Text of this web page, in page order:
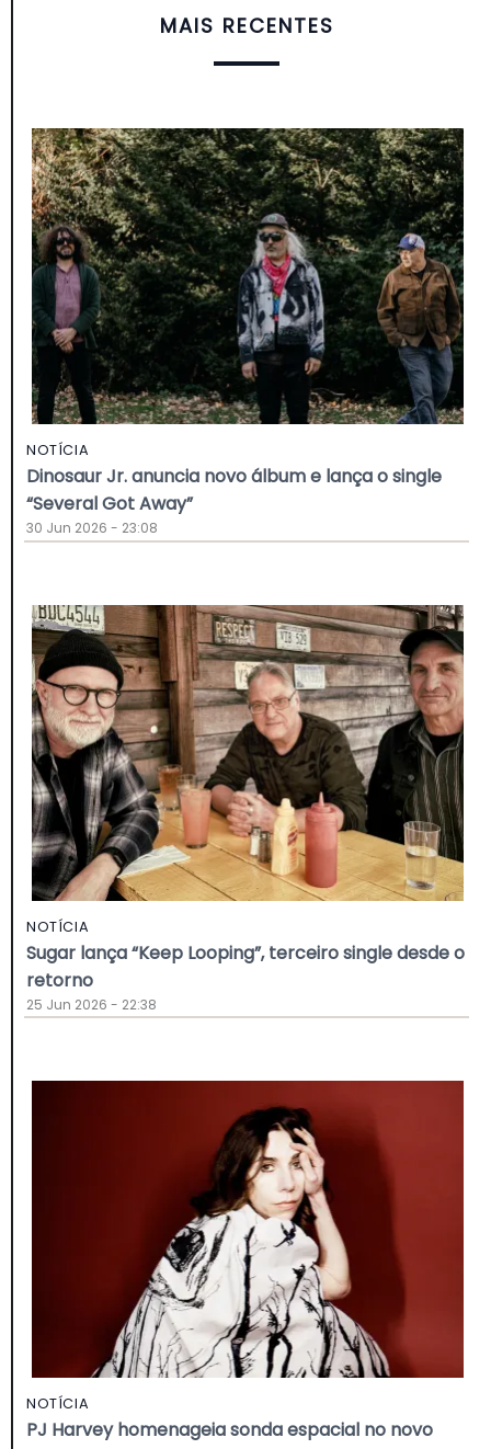
MAIS RECENTES
NOTÍCIA
Dinosaur Jr. anuncia novo álbum e lança o single
“Several Got Away”
30 Jun 2026 - 23:08
NOTÍCIA
Sugar lança “Keep Looping”, terceiro single desde o
retorno
25 Jun 2026 - 22:38
NOTÍCIA
PJ Harvey homenageia sonda espacial no novo